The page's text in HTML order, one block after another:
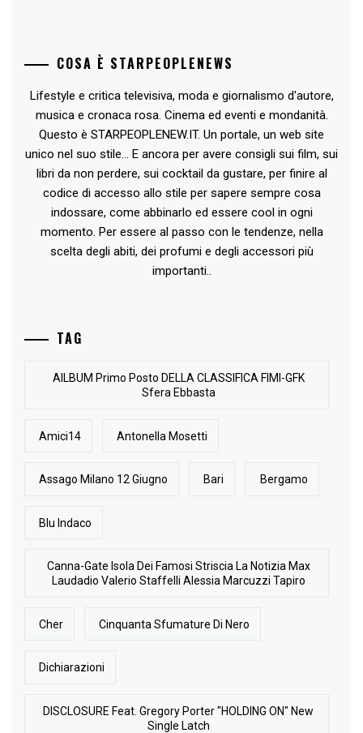
COSA È STARPEOPLENEWS
Lifestyle e critica televisiva, moda e giornalismo d'autore,
musica e cronaca rosa. Cinema ed eventi e mondanità.
Questo è STARPEOPLENEW.IT. Un portale, un web site
unico nel suo stile... E ancora per avere consigli sui film, sui
libri da non perdere, sui cocktail da gustare, per finire al
codice di accesso allo stile per sapere sempre cosa
indossare, come abbinarlo ed essere cool in ogni
momento. Per essere al passo con le tendenze, nella
scelta degli abiti, dei profumi e degli accessori più
importanti..
TAG
AlLBUM Primo Posto DELLA CLASSIFICA FIMI-GFK
Sfera Ebbasta
Amici14 Antonella Mosetti
Assago Milano 12 Giugno Bari Bergamo
Blu Indaco
Canna-Gate Isola Dei Famosi Striscia La Notizia Max
Laudadio Valerio Staffelli Alessia Marcuzzi Tapiro
Cher Cinquanta Sfumature Di Nero
Dichiarazioni
DISCLOSURE Feat. Gregory Porter "HOLDING ON" New
Single Latch